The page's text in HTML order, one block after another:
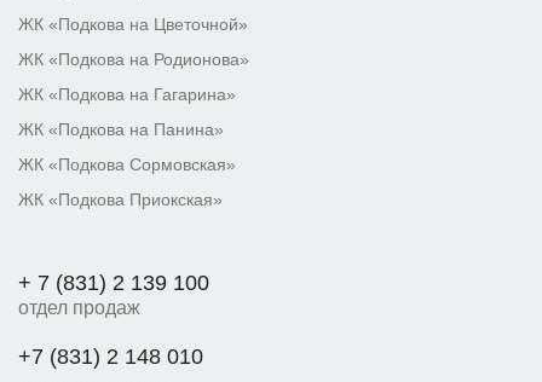
ЖК «Подкова на Цветочной»
ЖК «Подкова на Родионова»
ЖК «Подкова на Гагарина»
ЖК «Подкова на Панина»
ЖК «Подкова Сормовская»
ЖК «Подкова Приокская»
+ 7 (831) 2 139 100
отдел продаж
+7 (831) 2 148 010